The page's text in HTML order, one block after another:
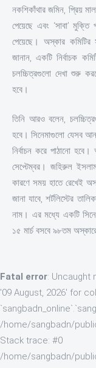
নকশিকাঁথার জমিন, প্রিয়
পেয়েছে এবং ‘সাবা’
পেয়েছে। অস্কার
জানান, একটি নির্বাচক
চলচ্চিত্রগুলো দেখা শুরু
হবে।
তিনি আরও বলেন,
হবে। সিনেমাগুলো যেসব
নির্বাচন করে পাঠানো
সেপ্টেম্বর। জহিরুল
কারণে সময় হাতে রেখেই
জানা যাবে, শর্টলিস্টের
নাম। এর মধ্যে একটি
১৫ মার্চ বসবে ৯৮তম
Fatal error: Uncaught
'09 August, 2026' for
/home/sangbadn/
Stack trace: #0
/home/sangbadn/